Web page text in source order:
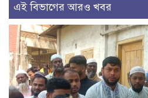
এই বিভাগের আরও খবর